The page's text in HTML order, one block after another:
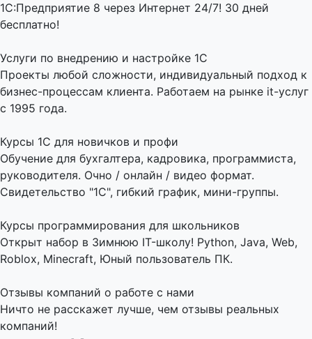
1С:Предприятие 8 через Интернет 24/7! 30 дней
бесплатно!
Услуги по внедрению и настройке 1С
Проекты любой сложности, индивидуальный подход к
бизнес-процессам клиента. Работаем на рынке it-услуг
с 1995 года.
Курсы 1С для новичков и профи
Обучение для бухгалтера, кадровика, программиста,
руководителя. Очно / онлайн / видео формат.
Свидетельство "1С", гибкий график, мини-группы.
Курсы программирования для школьников
Открыт набор в Зимнюю IT-школу! Python, Java, Web,
Roblox, Minecraft, Юный пользователь ПК.
Отзывы компаний о работе с нами
Ничто не расскажет лучше, чем отзывы реальных
компаний!